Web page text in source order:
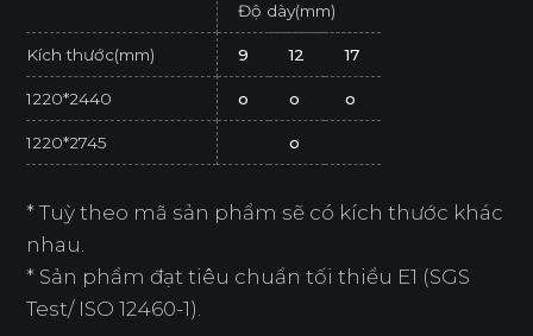
Độ dày(mm)
Kích thước(mm) 9 12 17
1220*2440 o o o
1220*2745 o
* Tuỳ theo mã sản phẩm sẽ có kích thước khác
nhau.
* Sản phẩm đạt tiêu chuẩn tối thiểu E1 (SGS
Test/ ISO 12460-1).